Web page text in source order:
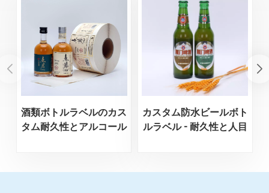
酒類ボトルラベルのカス
タム耐久性とアルコール
カスタム防水ビールボト
ルラベル - 耐久性と人目